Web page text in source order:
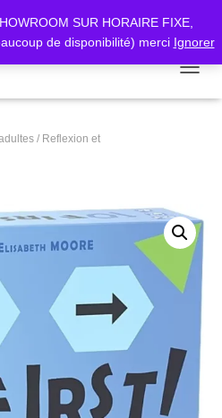
SUR HORAIRE FIXE,
de disponibilité) merci Ignorer
/ Reflexion et